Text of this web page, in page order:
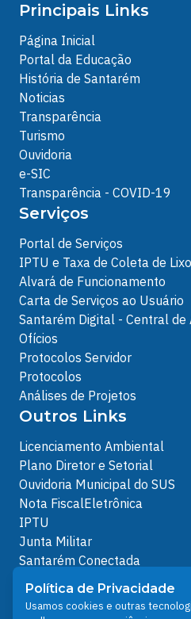
Principais Links
Página Inicial
Portal da Educação
História de Santarém
Noticias
Transparência
Turismo
Ouvidoria
e-SIC
Transparência - COVID-19
Serviços
Portal de Serviços
IPTU e Taxa de Coleta de Lixo
Alvará de Funcionamento
Carta de Serviços ao Usuário
Santarém Digital - Central de
Ofícios
Protocolos Servidor
Protocolos
Análises de Projetos
Outros Links
Licenciamento Ambiental
Plano Diretor e Setorial
Ouvidoria Municipal do SUS
Nota FiscalEletrônica
IPTU
Junta Militar
Santarém Conectada
Política de Privacidade
People illustrations by
Política de Privacidade
Usamos cookies e outras